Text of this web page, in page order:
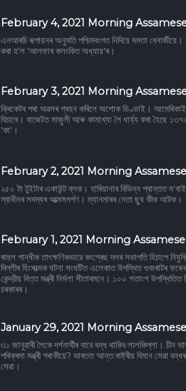
February 4, 2021 Morning
এনআৰচি ৰূপায়নৰ অনুমতি পশ্চিমবংগত নিদিয়ে মমতা
কৰা হ'ল 'আলফাৰ কলংকিত অধ্যায়'ৰ।
February 3, 2021 Morning
ক্ৰিকেটৰ পৰা অৱসৰ গ্ৰহন কৰিলে অশোক ডিণ্ডাই। আমেৰিকাই
বিচাৰে। বাজেটত মাজুলী আৰু কামাখ্যা লৈ ধাৰ্য্য কৰা হৈছে
'কা'।
February 2, 2021 Morning
২৫০ টা টুইটাৰ একাউন্ট ব্লক। হাৰিয়ানাৰ বিভিন্ন প্ৰান্তত
স্বাধীনৰ সদস্যৰ আত্মসমর্পণ। ম্যানমাৰৰ নেতা ছ্যু কীক আটক।
February 1, 2021 Morning
ৰাহুল গান্ধীক তাৎক্ষণিকভাৱে কংগ্ৰেছ দলৰ সভাপতি হিচাপে
দিল্লীৰ হিংসাত্মক ঘটনা সংঘটিত এলেকাত উপস্থিত গুজৰাটৰ
কেন্দ্রীয় বিত্ত মন্ত্ৰী নিৰ্মলা সীতাৰমনে। ১০০ শতাংশ
চৰকাৰৰ।
January 29, 2021 Morning
৩১ জানুৱাৰী লৈকে দৰ্শনাৰ্থীৰ বাবে বন্ধ থাকিব লালকিল্লা। চীন
পৰিক্ৰমা মন্ত্ৰী গৰাকীয়ে? ভাৰতত আন্ত:ৰাষ্ট্ৰীয় বিমান সেৱা
সেৱা।